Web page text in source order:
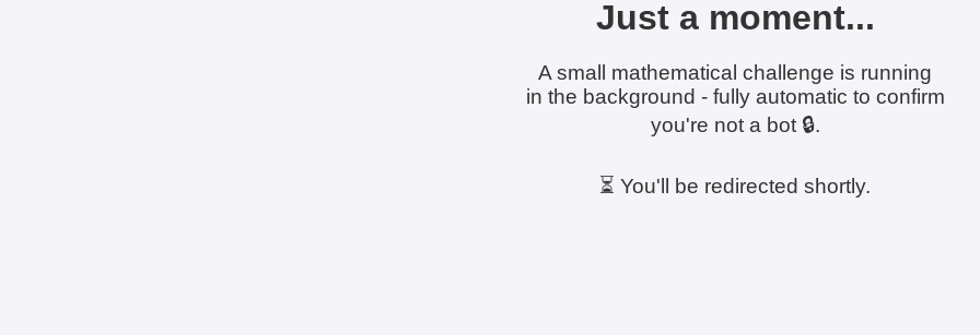
Just a moment...
A small mathematical challenge is running
in the background - fully automatic to confirm
you're not a bot 🔒.
⏳ You'll be redirected shortly.